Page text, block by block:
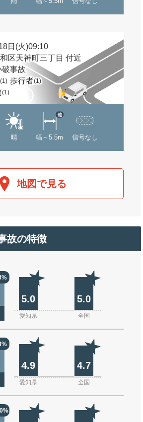
日(火)09:10
区天神町三丁目 付近
破事故
(1) 歩行者(1)
(1)
晴 幅～5.5m
他
信号なし
地図で見る
故の特徴
5.0 5.0
愛知県 全国
4.9 4.7
愛知県 全国